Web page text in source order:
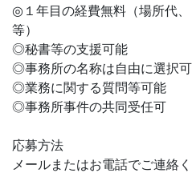
◎１年目の経費無料（場所代
等）
◎秘書等の支援可能
◎事務所の名称は自由に選択
◎業務に関する質問等可能
◎事務所事件の共同受任可
応募方法
メールまたはお電話でご連絡く